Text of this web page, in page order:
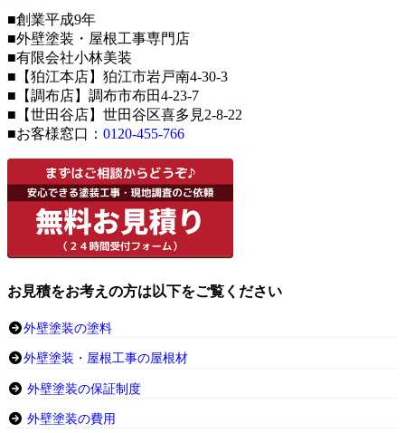
■創業平成9年
■外壁塗装・屋根工事専門店
■有限会社小林美装
■【狛江本店】狛江市岩戸南4-30-3
■【調布店】調布市布田4-23-7
■【世田谷店】世田谷区喜多見2-8-22
■お客様窓口： 0120-455-766
お見積をお考えの方は以下をご覧ください
外壁塗装の塗料
外壁塗装・屋根工事の屋根材
外壁塗装の保証制度
外壁塗装の費用